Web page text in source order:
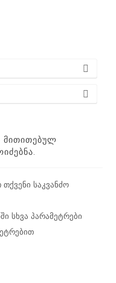
ᲛᲘᲗᲘᲗᲔᲑᲣᲚ
საკვანძო
სხვა პარამეტრები